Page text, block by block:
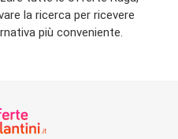
la ricerca per ricevere
più conveniente.